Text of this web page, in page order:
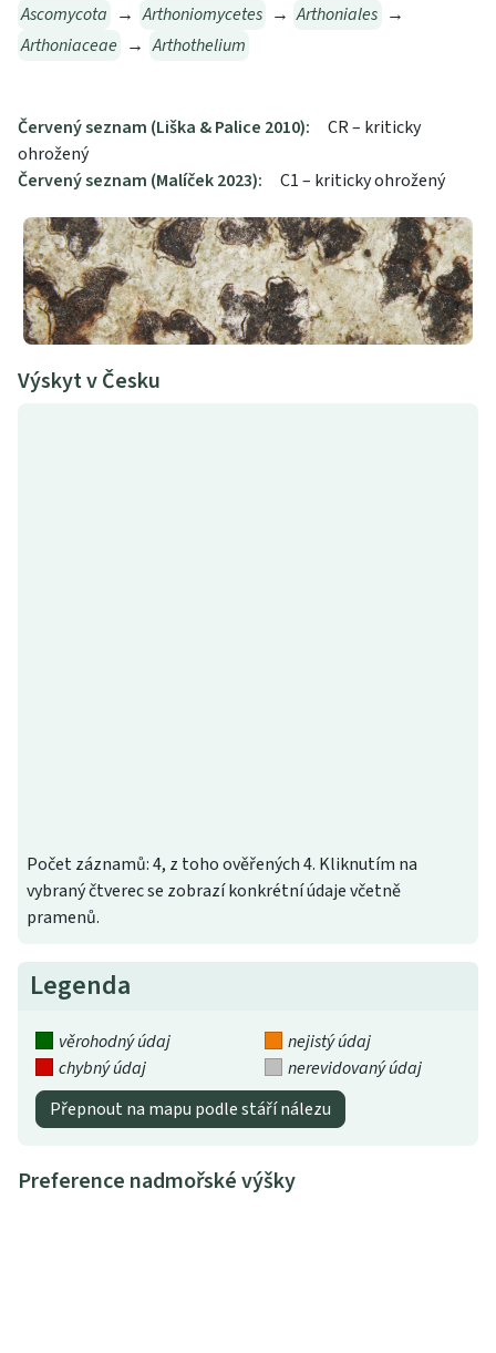
Ascomycota → Arthoniomycetes → Arthoniales →
Arthoniaceae → Arthothelium
Červený seznam (Liška & Palice 2010):
CR – kriticky
ohrožený
Červený seznam (Malíček 2023):
C1 – kriticky ohrožený
Výskyt v Česku
Počet záznamů: 4, z toho ověřených 4. Kliknutím na
vybraný čtverec se zobrazí konkrétní údaje včetně
pramenů.
Legenda
věrohodný údaj
nejistý údaj
chybný údaj
nerevidovaný údaj
Přepnout na mapu podle stáří nálezu
Preference nadmořské výšky